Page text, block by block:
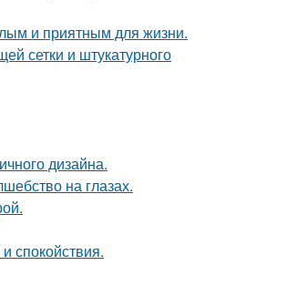
и приятным для жизни.
сетки и штукатурного
дизайна.
на глазах.
спокойствия.